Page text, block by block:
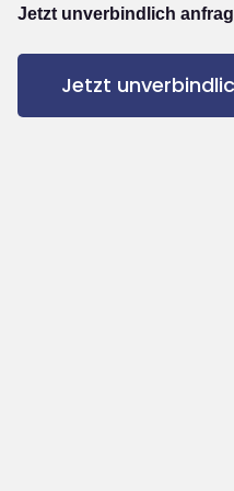
Jetzt unverbindlich
Jetzt